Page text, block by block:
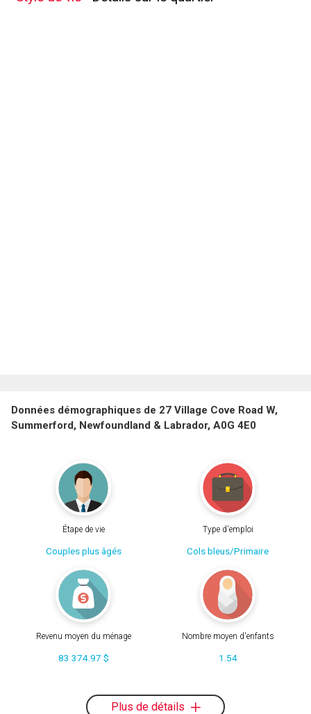
Données démographiques de 27 Village Cove Road W,
Summerford, Newfoundland & Labrador, A0G 4E0
Étape de vie
Couples plus âgés
Type d'emploi
Cols bleus/Primaire
Revenu moyen du ménage
83 374.97 $
Nombre moyen d'enfants
1.54
Plus de détails